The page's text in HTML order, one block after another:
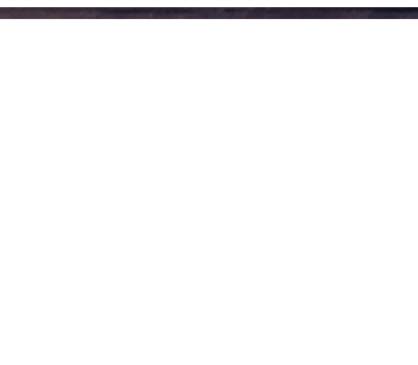
Facebook (like box) est désactivé.